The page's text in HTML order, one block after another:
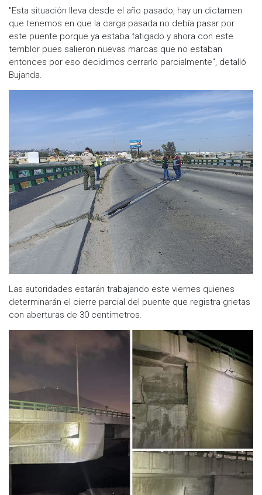
"Esta situación lleva desde el año pasado, hay un dictamen
que tenemos en que la carga pasada no debía pasar por
este puente porque ya estaba fatigado y ahora con este
temblor pues salieron nuevas marcas que no estaban
entonces por eso decidimos cerrarlo parcialmente", detalló
Bujanda.
Las autoridades estarán trabajando este viernes quienes
determinarán el cierre parcial del puente que registra grietas
con aberturas de 30 centímetros.